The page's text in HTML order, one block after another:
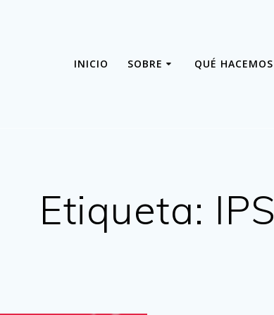
INICIO SOBRE QUÉ HACEMOS
Etiqueta: IPS